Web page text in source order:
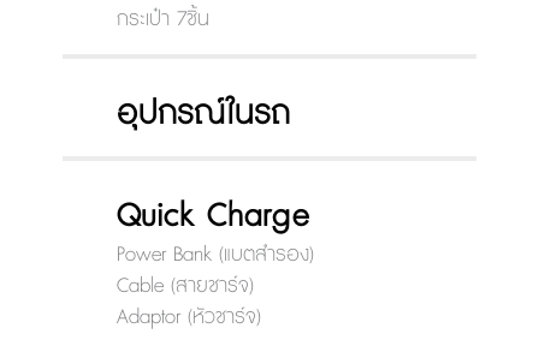
กระเป๋า 7ชิ้น
อุปกรณ์ในรถ
Quick Charge
Power Bank (แบตสำรอง)
Cable (สายชาร์จ)
Adaptor (หัวชาร์จ)